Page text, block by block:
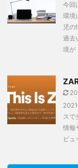
今回
環境
児の
過去
境が
スで
情報
ビ